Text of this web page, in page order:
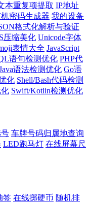
本重复项提取 IP地址
机密码生成器 我的设备
格式化解析与验证
压缩美化 Unicode字体
表情大全 JavaScript
语句检测优化 PHP代
语法检测优化 Go语
化 Shell/Bash代码检测
Swift/Kotlin检测优化
车牌号码归属地查询
LED跑马灯 在线屏幕尺
签 在线掷硬币 随机排